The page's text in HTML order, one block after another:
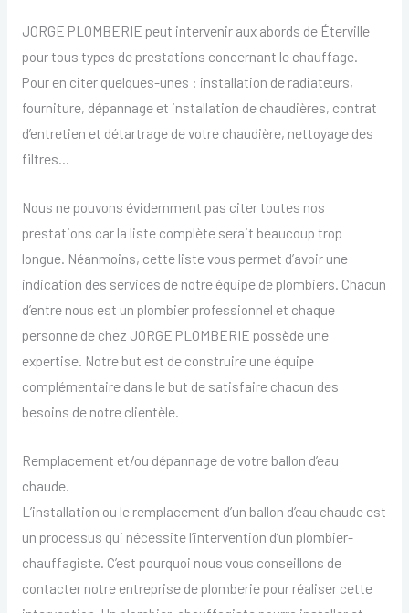
JORGE PLOMBERIE peut intervenir aux abords de Éterville
pour tous types de prestations concernant le chauffage.
Pour en citer quelques-unes : installation de radiateurs,
fourniture, dépannage et installation de chaudières, contrat
d’entretien et détartrage de votre chaudière, nettoyage des
filtres…
Nous ne pouvons évidemment pas citer toutes nos
prestations car la liste complète serait beaucoup trop
longue. Néanmoins, cette liste vous permet d’avoir une
indication des services de notre équipe de plombiers. Chacun
d’entre nous est un plombier professionnel et chaque
personne de chez JORGE PLOMBERIE possède une
expertise. Notre but est de construire une équipe
complémentaire dans le but de satisfaire chacun des
besoins de notre clientèle.
Remplacement et/ou dépannage de votre ballon d’eau
chaude.
L’installation ou le remplacement d’un ballon d’eau chaude est
un processus qui nécessite l’intervention d’un plombier-
chauffagiste. C’est pourquoi nous vous conseillons de
contacter notre entreprise de plomberie pour réaliser cette